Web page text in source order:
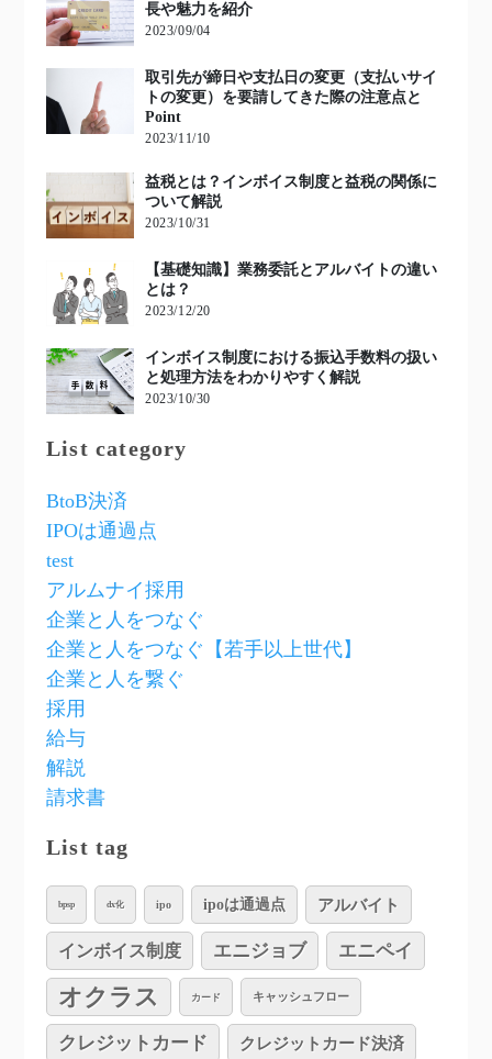
長や魅力を紹介
2023/09/04
取引先が締日や支払日の変更（支払いサイ
トの変更）を要請してきた際の注意点と
Point
2023/11/10
益税とは？インボイス制度と益税の関係に
ついて解説
2023/10/31
【基礎知識】業務委託とアルバイトの違い
とは？
2023/12/20
インボイス制度における振込手数料の扱い
と処理方法をわかりやすく解説
2023/10/30
List category
BtoB決済
IPOは通過点
test
アルムナイ採用
企業と人をつなぐ
企業と人をつなぐ【若手以上世代】
企業と人を繋ぐ
採用
給与
解説
請求書
List tag
bpsp dx化 ipo ipoは通過点 アルバイト
インボイス制度 エニジョブ エニペイ
オクラス カード キャッシュフロー
クレジットカード クレジットカード決済